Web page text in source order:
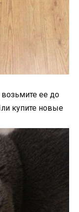
возьмите ее до
купите новые